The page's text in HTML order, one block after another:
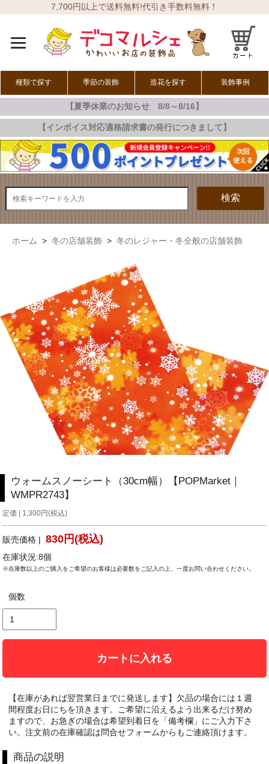
7,700円以上で送料無料!代引き手数料無料！
種類で探す 季節の装飾
春の装飾
夏の装飾
秋の装飾
冬の装飾
オールシーズン
造花を探す 装飾事例
【夏季休業のお知らせ 8/8～8/16】
【インボイス対応適格請求書の発行につきまして】
検索
ホーム > 冬の店舗装飾 > 冬のレジャー・冬全般の店舗装飾
ウォームスノーシート（30cm幅）【POPMarket｜
WMPR2743】
定価 | 1,300円(税込)
販売価格 |830円(税込)
在庫状況:8個
※在庫数以上のご購入をご希望のお客様は必要数をご記入の上、一度お問い合わせください。
個数
カートに入れる
【在庫があれば翌営業日までに発送します】欠品の場合には１週
間程度お日にちを頂きます。ご希望に沿えるよう出来るだけ努め
ますので、お急ぎの場合は希望到着日を「備考欄」にご入力下さ
い。注文前の在庫確認は問合せフォームからもご連絡頂けます。
商品の説明